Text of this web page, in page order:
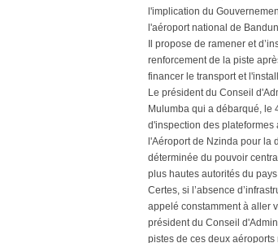
l'implication du
l'aéroport national de
Il propose de ramener et
renforcement de la piste
financer le transport et
Le président du Conseil
Mulumba qui a débarqué, le
d'inspection des
l'Aéroport de Nzinda pour la
déterminée du pouvoir
plus hautes autorités du
Certes, si l’absence
appelé constamment à aller
président du Conseil
pistes de ces deux